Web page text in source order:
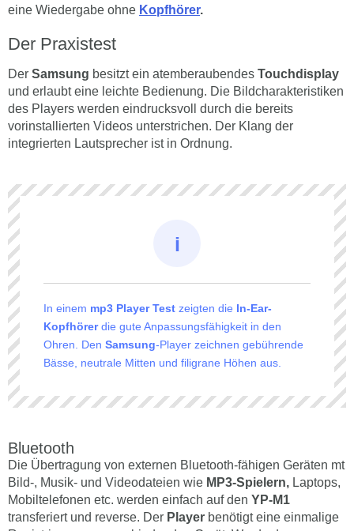
eine Wiedergabe ohne Kopfhörer.
Der Praxistest
Der Samsung besitzt ein atemberaubendes Touchdisplay
und erlaubt eine leichte Bedienung. Die Bildcharakteristiken
des Players werden eindrucksvoll durch die bereits
vorinstallierten Videos unterstrichen. Der Klang der
integrierten Lautsprecher ist in Ordnung.
In einem mp3 Player Test zeigten die In-Ear-
Kopfhörerdie gute Anpassungsfähigkeit in den
Ohren. Den Samsung-Player zeichnen gebührende
Bässe, neutrale Mitten und filigrane Höhen aus.
Bluetooth
Die Übertragung von externen Bluetooth-fähigen Geräten mt
Bild-, Musik- und Videodateien wie MP3-Spielern, Laptops,
Mobiltelefonen etc. werden einfach auf den YP-M1
transferiert und reverse. Der Player benötigt eine einmalige